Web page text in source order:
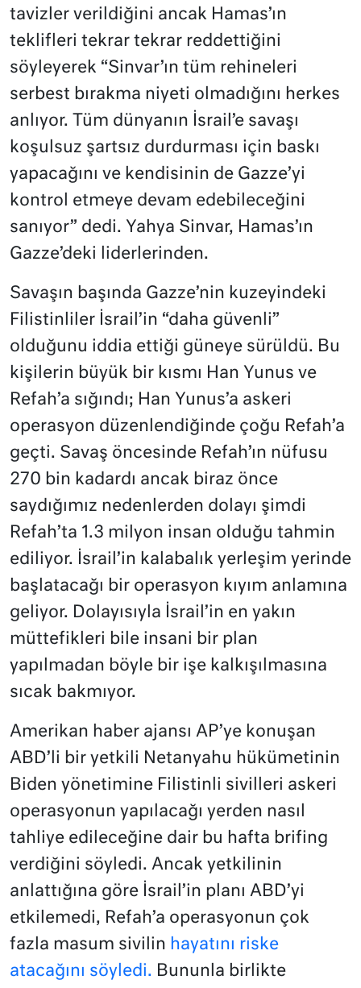
tavizler verildiğini ancak Hamas’ın
teklifleri tekrar tekrar reddettiğini
söyleyerek “Sinvar’ın tüm rehineleri
serbest bırakma niyeti olmadığını herkes
anlıyor. Tüm dünyanın İsrail’e savaşı
koşulsuz şartsız durdurması için baskı
yapacağını ve kendisinin de Gazze’yi
kontrol etmeye devam edebileceğini
sanıyor” dedi. Yahya Sinvar, Hamas’ın
Gazze’deki liderlerinden.
Savaşın başında Gazze’nin kuzeyindeki
Filistinliler İsrail’in “daha güvenli”
olduğunu iddia ettiği güneye sürüldü. Bu
kişilerin büyük bir kısmı Han Yunus ve
Refah’a sığındı; Han Yunus’a askeri
operasyon düzenlendiğinde çoğu Refah’a
geçti. Savaş öncesinde Refah’ın nüfusu
270 bin kadardı ancak biraz önce
saydığımız nedenlerden dolayı şimdi
Refah’ta 1.3 milyon insan olduğu tahmin
ediliyor. İsrail’in kalabalık yerleşim yerinde
başlatacağı bir operasyon kıyım anlamına
geliyor. Dolayısıyla İsrail’in en yakın
müttefikleri bile insani bir plan
yapılmadan böyle bir işe kalkışılmasına
sıcak bakmıyor.
Amerikan haber ajansı AP’ye konuşan
ABD’li bir yetkili Netanyahu hükümetinin
Biden yönetimine Filistinli sivilleri askeri
operasyonun yapılacağı yerden nasıl
tahliye edileceğine dair bu hafta brifing
verdiğini söyledi. Ancak yetkilinin
anlattığına göre İsrail’in planı ABD’yi
etkilemedi, Refah’a operasyonun çok
fazla masum sivilin hayatını riske
atacağını söyledi. Bununla birlikte